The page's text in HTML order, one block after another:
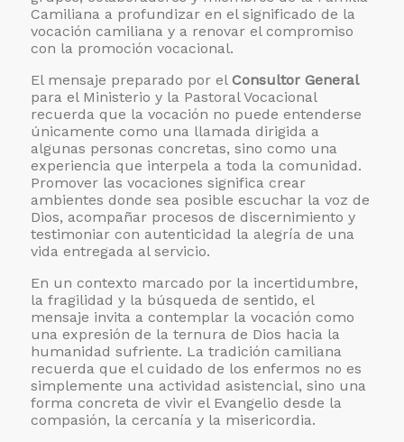
Camiliana a profundizar en el significado de la
vocación camiliana y a renovar el compromiso
con la promoción vocacional.
El mensaje preparado por elConsultor General
para el Ministerio y la Pastoral Vocacional
recuerda que la vocación no puede entenderse
únicamente como una llamada dirigida a
algunas personas concretas, sino como una
experiencia que interpela a toda la comunidad.
Promover las vocaciones significa crear
ambientes donde sea posible escuchar la voz de
Dios, acompañar procesos de discernimiento y
testimoniar con autenticidad la alegría de una
vida entregada al servicio.
En un contexto marcado por la incertidumbre,
la fragilidad y la búsqueda de sentido, el
mensaje invita a contemplar la vocación como
una expresión de la ternura de Dios hacia la
humanidad sufriente. La tradición camiliana
recuerda que el cuidado de los enfermos no es
simplemente una actividad asistencial, sino una
forma concreta de vivir el Evangelio desde la
compasión, la cercanía y la misericordia.